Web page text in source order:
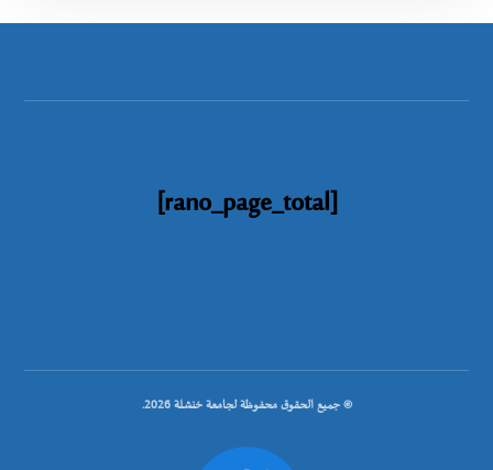
[rano_page_total]
© جميع الحقوق محفوظة لجامعة خنشلة 2026.